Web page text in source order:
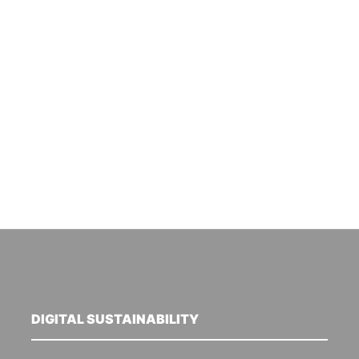
DIGITAL SUSTAINABILITY